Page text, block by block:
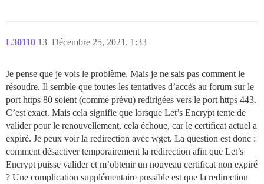
L30110 Décembre 25, 2021, 1:33
13
Je pense que je vois le problème. Mais je ne sais pas comment le
résoudre. Il semble que toutes les tentatives d’accès au forum sur le
port https 80 soient (comme prévu) redirigées vers le port https 443.
C’est exact. Mais cela signifie que lorsque Let’s Encrypt tente de
valider pour le renouvellement, cela échoue, car le certificat actuel a
expiré. Je peux voir la redirection avec wget. La question est donc :
comment désactiver temporairement la redirection afin que Let’s
Encrypt puisse valider et m’obtenir un nouveau certificat non expiré
? Une complication supplémentaire possible est que la redirection